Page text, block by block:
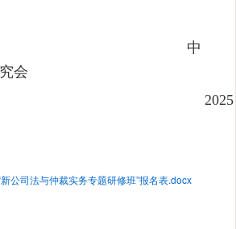
中
会
2025
公司法与仲裁实务专题研修班”报名表.docx